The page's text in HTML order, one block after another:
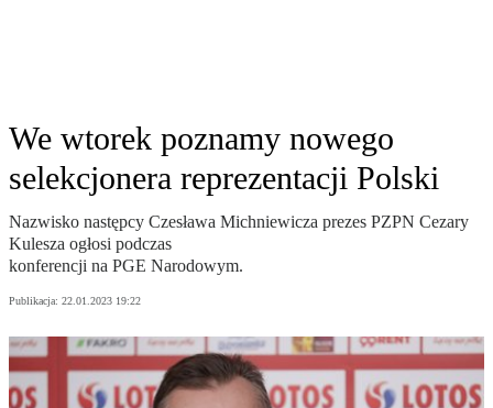
We wtorek poznamy nowego
selekcjonera reprezentacji Polski
Nazwisko następcy Czesława Michniewicza prezes PZPN Cezary
Kulesza ogłosi podczas
konferencji na PGE Narodowym.
Publikacja: 22.01.2023 19:22